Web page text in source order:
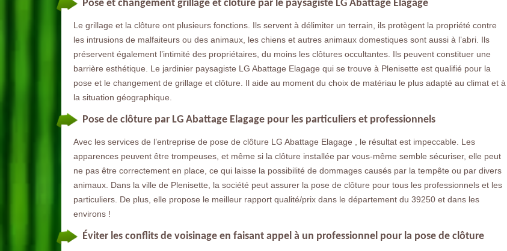
Pose et changement grillage et clôture par le paysagiste LG Abattage Elagage
Le grillage et la clôture ont plusieurs fonctions. Ils servent à délimiter un terrain, ils protègent la propriété contre
les intrusions de malfaiteurs ou des animaux, les chiens et autres animaux domestiques sont aussi à l’abri. Ils
préservent également l’intimité des propriétaires, du moins les clôtures occultantes. Ils peuvent constituer une
barrière esthétique. Le jardinier paysagiste LG Abattage Elagage qui se trouve à Plenisette est qualifié pour la
pose et le changement de grillage et clôture. Il aide au moment du choix de matériau le plus adapté au climat et à
la situation géographique.
Pose de clôture par LG Abattage Elagage pour les particuliers et professionnels
Avec les services de l’entreprise de pose de clôture LG Abattage Elagage , le résultat est impeccable. Les
apparences peuvent être trompeuses, et même si la clôture installée par vous-même semble sécuriser, elle peut
ne pas être correctement en place, ce qui laisse la possibilité de dommages causés par la tempête ou par divers
animaux. Dans la ville de Plenisette, la société peut assurer la pose de clôture pour tous les professionnels et les
particuliers. De plus, elle propose le meilleur rapport qualité/prix dans le département du 39250 et dans les
environs !
Éviter les conflits de voisinage en faisant appel à un professionnel pour la pose de clôture